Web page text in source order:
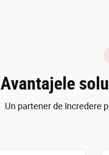
Avantajele
Un partener de încredere